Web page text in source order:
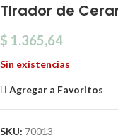
TIrador de
$ 1.365,64
Sin existencias
Agregar a Favoritos
SKU: 70013